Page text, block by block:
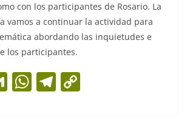
con los participantes de Rosario. La
vamos a continuar la actividad para
abordando las inquietudes e
los participantes.
G W T